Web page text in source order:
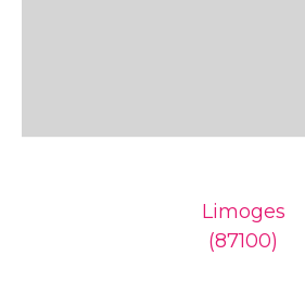
Limoges
(87100)